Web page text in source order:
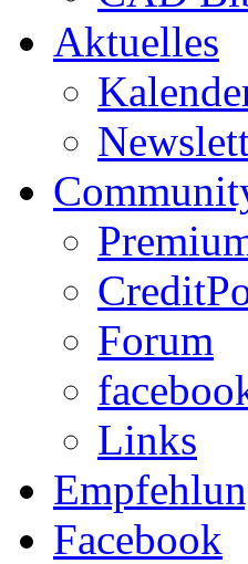
Aktuelles
Forum
Links
Facebook